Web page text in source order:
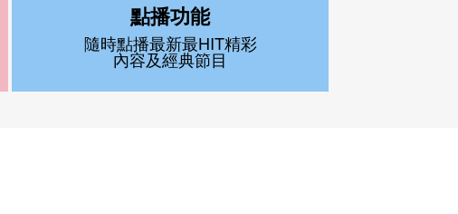
點播功能
隨時點播最新最HIT精彩
內容及經典節目